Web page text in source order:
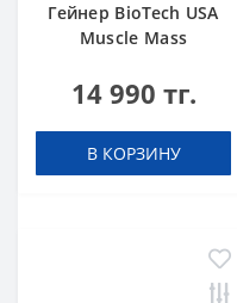
Гейнер BioTech USA
Muscle Mass
14 990 тг.
В КОРЗИНУ